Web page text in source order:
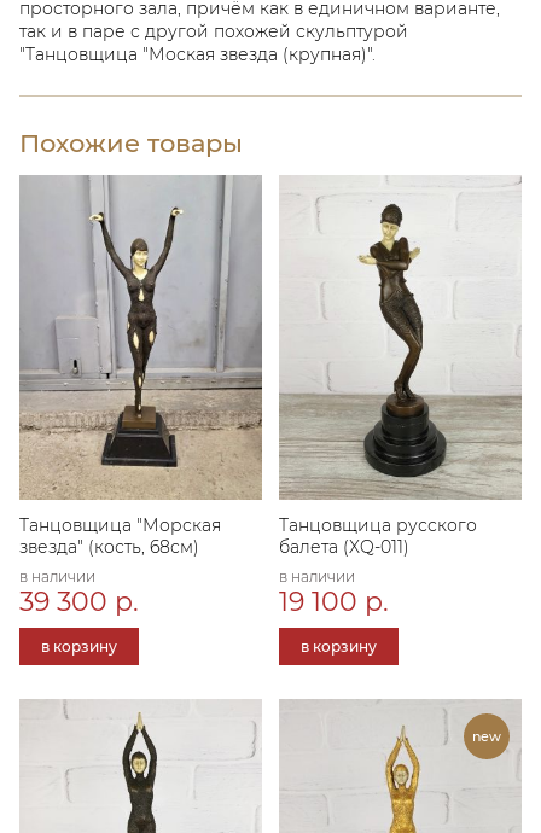
просторного зала, причём как в единичном варианте,
так и в паре с другой похожей скульптурой
"Танцовщица "Моская звезда (крупная)".
Похожие товары
Танцовщица "Морская
звезда" (кость, 68см)
в наличии
39 300 р.
в корзину
Танцовщица русского
балета (XQ-011)
в наличии
19 100 р.
в корзину